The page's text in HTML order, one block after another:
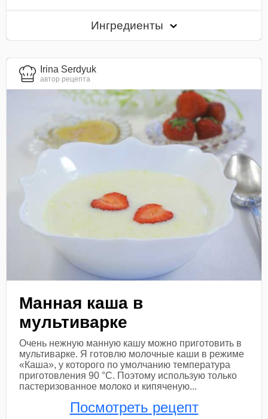
Ингредиенты
Irina Serdyuk
автор рецепта
Манная каша в
мультиварке
Очень нежную манную кашу можно приготовить в
мультиварке. Я готовлю молочные каши в режиме
«Каша», у которого по умолчанию температура
приготовления 90 °С. Поэтому использую только
пастеризованное молоко и кипяченую...
Посмотреть рецепт